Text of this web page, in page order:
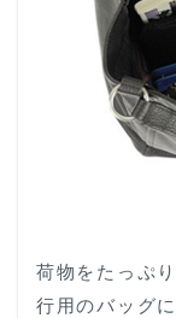
荷物をたっぷ
行用のバッグ